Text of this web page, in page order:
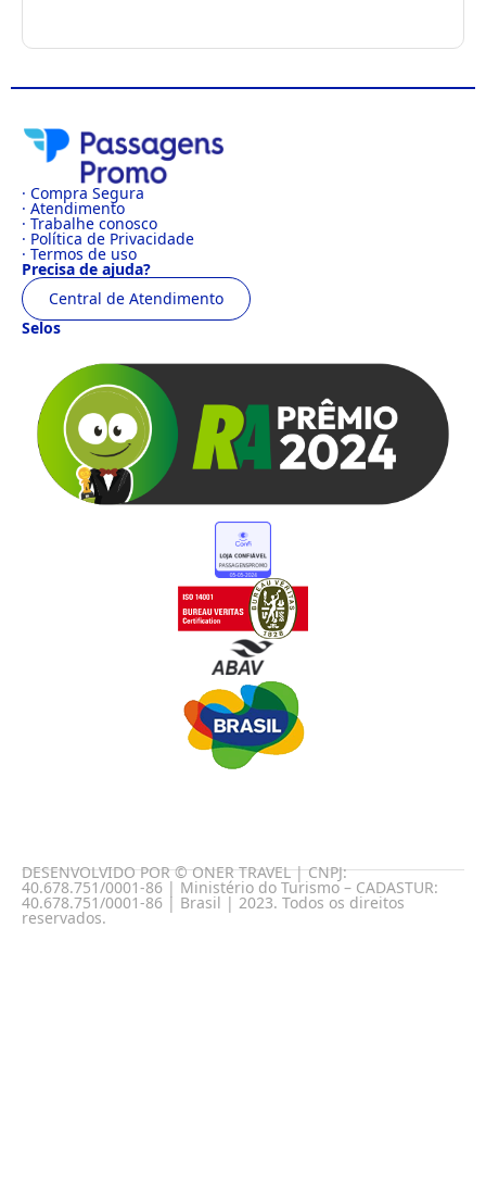
· Compra Segura
· Atendimento
· Trabalhe conosco
· Política de Privacidade
· Termos de uso
Precisa de ajuda?
Central de Atendimento
Selos
DESENVOLVIDO POR © ONER TRAVEL | CNPJ:
40.678.751/0001-86 | Ministério do Turismo – CADASTUR:
40.678.751/0001-86 | Brasil | 2023. Todos os direitos
reservados.